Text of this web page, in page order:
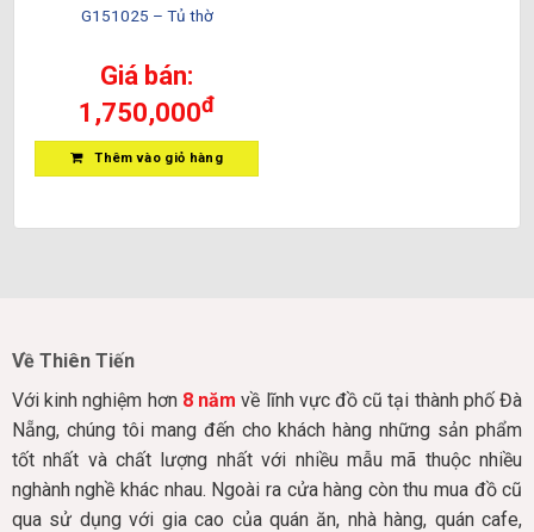
G151025 – Tủ thờ
Giá bán:
1,750,000đ
Thêm vào giỏ hàng
Về Thiên Tiến
Với kinh nghiệm hơn 8 năm về lĩnh vực đồ cũ tại thành phố Đà
Nẵng, chúng tôi mang đến cho khách hàng những sản phẩm
tốt nhất và chất lượng nhất với nhiều mẫu mã thuộc nhiều
nghành nghề khác nhau. Ngoài ra cửa hàng còn thu mua đồ cũ
qua sử dụng với gia cao của quán ăn, nhà hàng, quán cafe,